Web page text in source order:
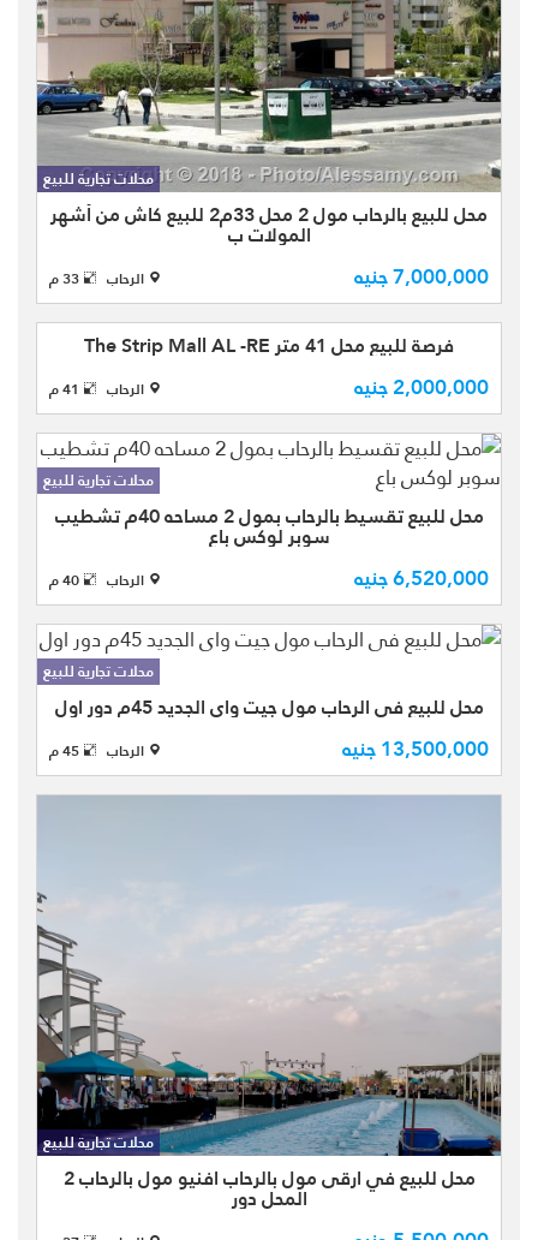
محل للبيع بالرحاب مساحه 33 م مول 2
تشطيب سوبر لوكس أشهر مول بالرحاب
حيث الموقع والترافك بعائد ايجاري متميز
اسثمار مضمون بجوار بوابه 12 وبوابه 13
محلات تجارية للبيع
محل للبيع بالرحاب مول 2 محل 33م2 للبيع كاش من أشهر
المولات ب
7,000,000 جنيه الرحاب 33 م
فرصة للبيع محل تجاري بمساحة اجمالية 41
متر بال The Strip Mall AL -REHAB
موقع ممتاز بجوار النادي - منطقه حيويه -
كثافه سكانيه عاليه - مباشره امام الانتظار
و المدخل ا ...
محلات تجارية للبيع
فرصة للبيع محل 41 متر The Strip Mall AL -RE
2,000,000 جنيه الرحاب 41 م
40م تشطيب سوبر لوكس افضل ترافك
مول بالرحاب باعلي عائد ايجاري المحل
مؤجر لبراند موقع تحفه امام السلم
الكهربائي مباشرا ناصيه اجما ...
محلات تجارية للبيع
محل للبيع تقسيط بالرحاب بمول 2 مساحه 40م تشطيب
سوبر لوكس باع
6,520,000 جنيه الرحاب 40 م
محل للبيع فى الرحاب بعائد ايجاري
مضمون 40000 بزياده سنويه 10%
مساحة 45م فى مول جيت واى الجديد و
محلات تجارية للبيع
محل للبيع فى الرحاب مول جيت واى الجديد 45م دور اول
13,500,000 جنيه الرحاب 45 م
محل للبيع في ارقى مول بالرحاب افنيو
مول بالرحاب 2 المحل دور ثاني خارجي
وهو اخر محل على النافورة الرئيسيه
مياشرا المحل نشاط ادوات منزليه مع
امكانيه تغيير النشاط لاي نشاط اخر
محلات تجارية للبيع
محل للبيع في ارقى مول بالرحاب افنيو مول بالرحاب 2
المحل دور